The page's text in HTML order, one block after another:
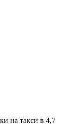
на такси в 4,7